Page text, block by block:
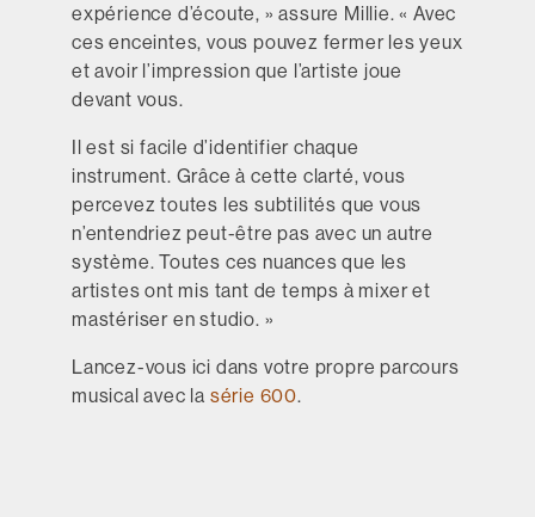
expérience d’écoute, » assure Millie. « Avec
ces enceintes, vous pouvez fermer les yeux
et avoir l’impression que l’artiste joue
devant vous.
Il est si facile d’identifier chaque
instrument. Grâce à cette clarté, vous
percevez toutes les subtilités que vous
n’entendriez peut-être pas avec un autre
système. Toutes ces nuances que les
artistes ont mis tant de temps à mixer et
mastériser en studio. »
Lancez-vous ici dans votre propre parcours
musical avec la série 600.